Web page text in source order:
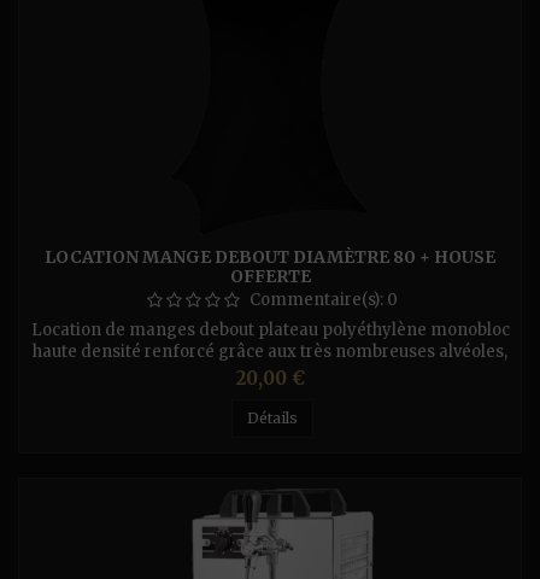
LOCATION MANGE DEBOUT DIAMÈTRE 80 + HOUSE
OFFERTE
Commentaire(s): 0
Location de manges debout plateau polyéthylène monobloc
haute densité renforcé grâce aux très nombreuses alvéoles,
traité anti-UV, épaisseur 45 mm • piétement pliant et
plateau rabattable en option: housse mange debout couleur
blanche ou noire Diamètre : 60 cm. Hauteur : 110 cm Nous
Prix
20,00 €
Détails